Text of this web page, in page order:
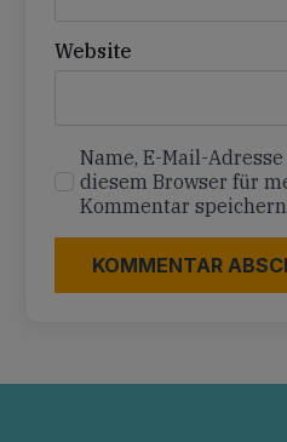
Website
Name, E-Mail-
diesem Browser für
Kommentar